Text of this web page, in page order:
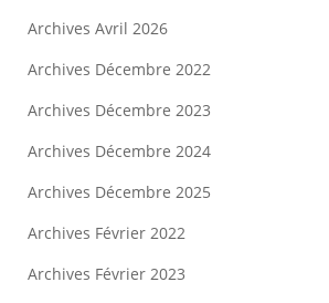
Archives Avril 2026
Archives Décembre 2022
Archives Décembre 2023
Archives Décembre 2024
Archives Décembre 2025
Archives Février 2022
Archives Février 2023